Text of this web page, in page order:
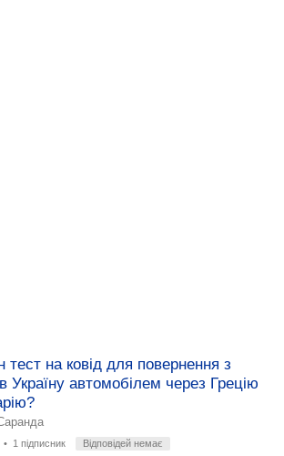
тест на ковід для повернення з
Україну автомобілем через Грецію
• 1 підписник Відповідей немає